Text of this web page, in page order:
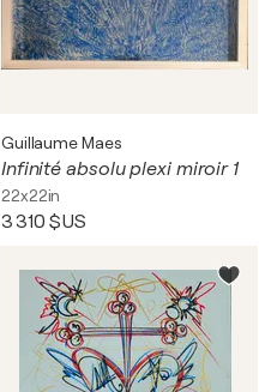
Guillaume Maes
Infinité absolu plexi miroir 1
22x22in
3 310 $US